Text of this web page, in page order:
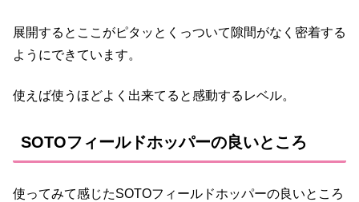
展開するとここがピタッとくっついて隙間がなく密着する
ようにできています。
使えば使うほどよく出来てると感動するレベル。
SOTOフィールドホッパーの良いところ
使ってみて感じたSOTOフィールドホッパーの良いところ